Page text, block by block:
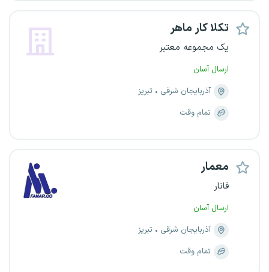
تکلا کار ماهر
یک مجموعه معتبر
ارسال آسان
آذربایجان شرقی
تبریز
تمام وقت
معمار
فانار
ارسال آسان
آذربایجان شرقی
تبریز
تمام وقت